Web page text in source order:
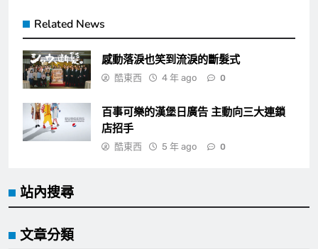
Related News
感動落淚也笑到流淚的斷髮式
酷東西 4 年 ago 0
百事可樂的漢堡日廣告 主動向三大連鎖
店招手
酷東西 5 年 ago 0
站內搜尋
文章分類